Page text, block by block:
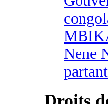
Nene